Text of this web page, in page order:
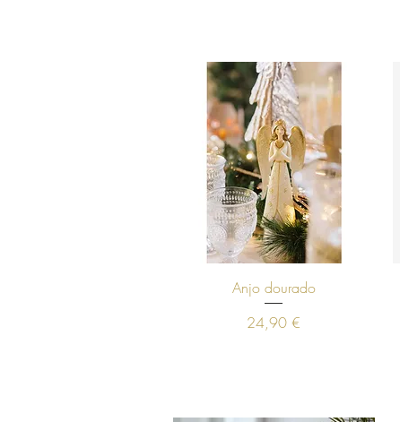
Visualização rápida
Anjo dourado
Preço
24,90 €